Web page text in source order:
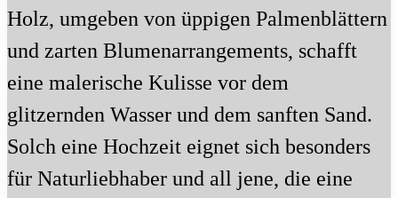
Holz, umgeben von üppigen Palmenblättern
und zarten Blumenarrangements, schafft
eine malerische Kulisse vor dem
glitzernden Wasser und dem sanften Sand.
Solch eine Hochzeit eignet sich besonders
für Naturliebhaber und all jene, die eine